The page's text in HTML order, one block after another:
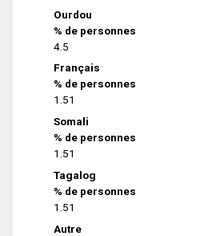
Ourdou
% de personnes
4.5
Français
% de personnes
1.51
Somali
% de personnes
1.51
Tagalog
% de personnes
1.51
Autre